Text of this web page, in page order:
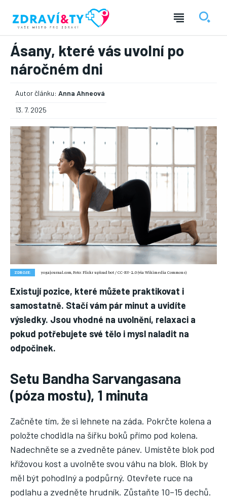
Nic není tak důležité, jako vaše zdraví.
Náš web nabízí komplexní informace a rady pro zdravý životní
styl, zahrnující nejnovější poznatky o různých onemocněních,
přínosné zdravotní praktiky, techniky jógy a rady pro
vyváženou stravu.
ZDRAVÍ
ONEMOCNĚNÍ
FITNESS
JÓGA
Ásany, které vás uvolní po
náročném dni
Autor článku: Anna Ahneová
13. 7. 2025
ZDROJE: yogajournal.com, Foto: Flickr upload bot / CC-BY-2.0 (via Wikimedia Commons)
Existují pozice, které můžete praktikovat i
samostatně. Stačí vám pár minut a uvidíte
výsledky. Jsou vhodné na uvolnění, relaxaci a
pokud potřebujete své tělo i mysl naladit na
odpočinek.
Setu Bandha Sarvangasana
(póza mostu), 1 minuta
Začněte tím, že si lehnete na záda. Pokrčte kolena a
položte chodidla na šířku boků přímo pod kolena.
Nadechněte se a zvedněte pánev. Umístěte blok pod
křížovou kost a uvolněte svou váhu na blok. Blok by
měl být pohodlný a podpůrný. Otevřete ruce na
podlahu a zvedněte hrudník. Zůstaňte 10–15 dechů.